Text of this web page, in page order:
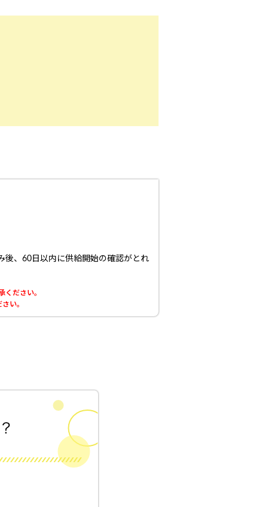
後、60日以内に供給開始の確認がとれ
ださい。
い。